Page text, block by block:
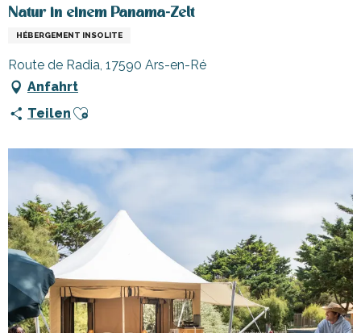
Natur in einem Panama-Zelt
HÉBERGEMENT INSOLITE
Route de Radia, 17590 Ars-en-Ré
Anfahrt
Teilen Ajouter aux favoris